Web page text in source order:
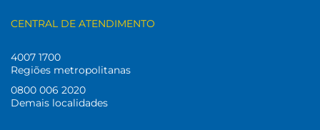
CENTRAL DE ATENDIMENTO
4007 1700
Regiões metropolitanas
0800 006 2020
Demais localidades